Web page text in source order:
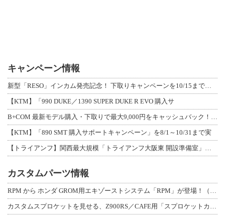
キャンペーン情報
【KTM】「990 DUKE／1390 SUPER DUKE R EVO 購入サ
【KTM】「890 SMT 購入サポートキャンペーン」を8/1～10/31まで実
カスタムパーツ情報